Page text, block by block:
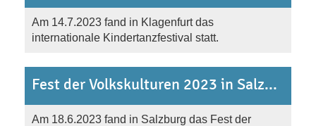
Am 14.7.2023 fand in Klagenfurt das
internationale Kindertanzfestival statt.
Fest der Volkskulturen 2023 in Salzburg
Am 18.6.2023 fand in Salzburg das Fest der